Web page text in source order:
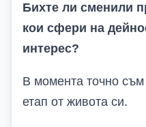
Бихте ли сменили
кои сфери на
интерес?
В момента точно
етап от живота си.